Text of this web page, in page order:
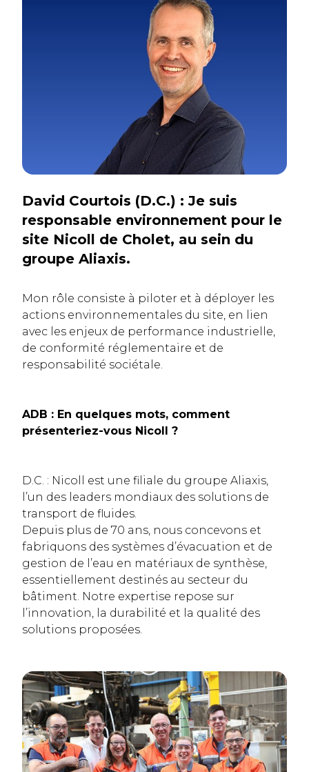
David Courtois (D.C.) : Je suis
responsable environnement pour le
site Nicoll de Cholet, au sein du
groupe Aliaxis.
Mon rôle consiste à piloter et à déployer les
actions environnementales du site, en lien
avec les enjeux de performance industrielle,
de conformité réglementaire et de
responsabilité sociétale.
ADB : En quelques mots, comment
présenteriez-vous Nicoll ?
D.C. : Nicoll est une filiale du groupe Aliaxis,
l’un des leaders mondiaux des solutions de
transport de fluides.
Depuis plus de 70 ans, nous concevons et
fabriquons des systèmes d’évacuation et de
gestion de l’eau en matériaux de synthèse,
essentiellement destinés au secteur du
bâtiment. Notre expertise repose sur
l’innovation, la durabilité et la qualité des
solutions proposées.